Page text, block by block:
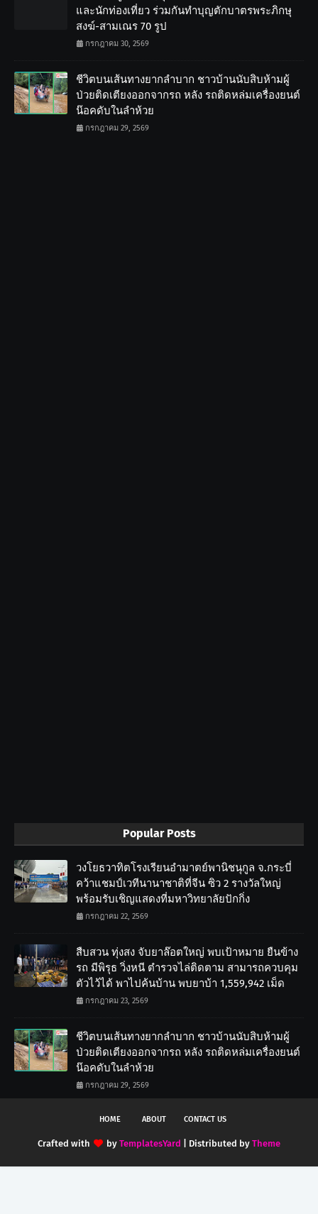
และนักท่องเที่ยว ร่วมกันทำบุญตักบาตรพระภิกษุ
สงฆ์-สามเณร 70 รูป
กรกฎาคม 30, 2569
ชีวิตบนเส้นทางยากลำบาก ชาวบ้านนับสิบห้ามผู้
ป่วยติดเตียงออกจากรถ หลัง รถติดหล่มเครื่องยนต์
น๊อคดับในลำห้วย
กรกฎาคม 29, 2569
Popular Posts
วงโยธวาทิตโรงเรียนอำมาตย์พานิชนุกูล จ.กระบี่
คว้าแชมป์เวทีนานาชาติที่จีน ซิว 2 รางวัลใหญ่
พร้อมรับเชิญแสดงที่มหาวิทยาลัยปักกิ่ง
กรกฎาคม 22, 2569
สืบสวน ทุ่งสง จับยาล๊อตใหญ่ พบเป้าหมาย ยืนข้าง
รถ มีพิรุธ วิ่งหนี ตำรวจไล่ติดตาม สามารถควบคุม
ตัวไว้ได้ พาไปค้นบ้าน พบยาบ้า 1,559,942 เม็ด
กรกฎาคม 23, 2569
ชีวิตบนเส้นทางยากลำบาก ชาวบ้านนับสิบห้ามผู้
ป่วยติดเตียงออกจากรถ หลัง รถติดหล่มเครื่องยนต์
น๊อคดับในลำห้วย
กรกฎาคม 29, 2569
HOME ABOUT CONTACT US
Crafted with by TemplatesYard | Distributed by Theme